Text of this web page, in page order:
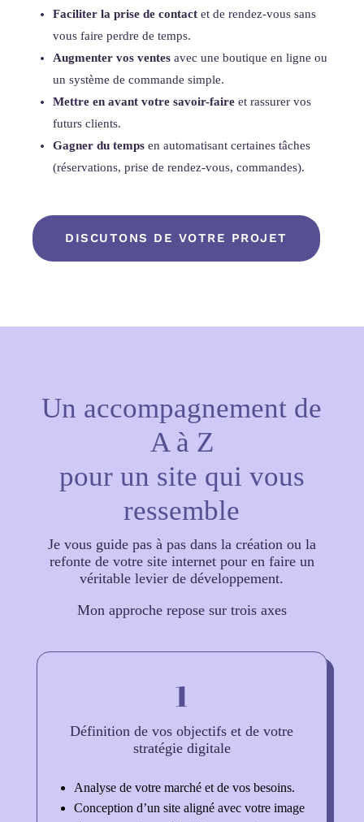
Faciliter la prise de contact et de rendez-vous sans
vous faire perdre de temps.
Augmenter vos ventes avec une boutique en ligne ou
un système de commande simple.
Mettre en avant votre savoir-faire et rassurer vos
futurs clients.
Gagner du temps en automatisant certaines tâches
(réservations, prise de rendez-vous, commandes).
DISCUTONS DE VOTRE PROJET
Un accompagnement de
A à Z
pour un site qui vous
ressemble
Je vous guide pas à pas dans la création ou la
refonte de votre site internet pour en faire un
véritable levier de développement.
Mon approche repose sur trois axes
1
Définition de vos objectifs et de votre
stratégie digitale
Analyse de votre marché et de vos besoins.
Conception d’un site aligné avec votre image